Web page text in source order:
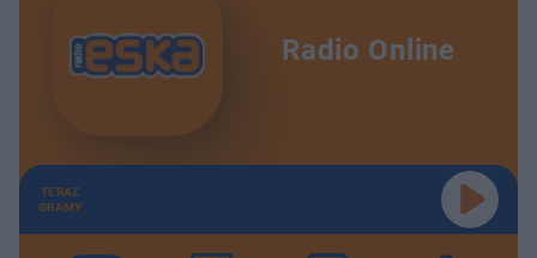
Radio Online
TERAZ
GRAMY